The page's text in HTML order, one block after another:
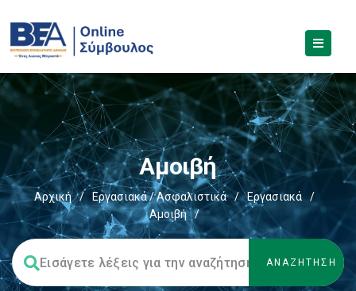
Αμοιβή
Αρχική / Εργασιακά / Ασφαλιστικά / Εργασιακά
/
Αμοιβή
/